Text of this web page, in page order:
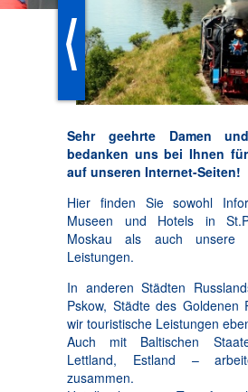
Sehr geehrte Damen
bedanken uns bei Ihnen
auf unseren Internet-Seiten!
Hier finden Sie sowohl
Museen und Hotels in
Moskau als auch unsere
Leistungen.
In anderen Städten
Pskow, Städte des Goldenen
wir touristische Leistungen
Auch mit Baltischen
Lettland, Estland –
zusammen.